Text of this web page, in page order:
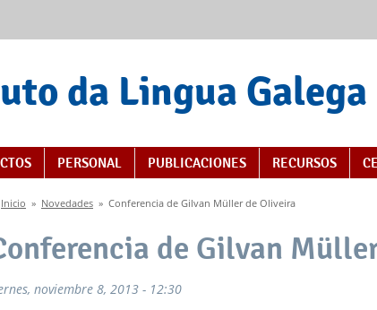
da Lingua Galega
PERSONAL PUBLICACIONES RECURSOS
encuentra usted aquí
Inicio » Novedades » Conferencia de Gilvan Müller de Oliveira
de Gilvan
noviembre 8, 2013 - 12:30